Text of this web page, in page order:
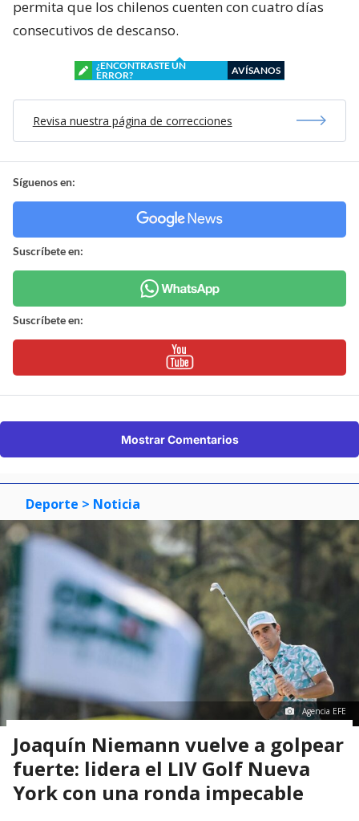
permita que los chilenos cuenten con cuatro días
consecutivos de descanso.
¿ENCONTRASTE UN
ERROR?
AVÍSANOS
Revisa nuestra página de correcciones
Síguenos en:
Suscríbete en:
Suscríbete en:
Mostrar Comentarios
Deporte > Noticia
Agencia EFE
Joaquín Niemann vuelve a golpear
fuerte: lidera el LIV Golf Nueva
York con una ronda impecable